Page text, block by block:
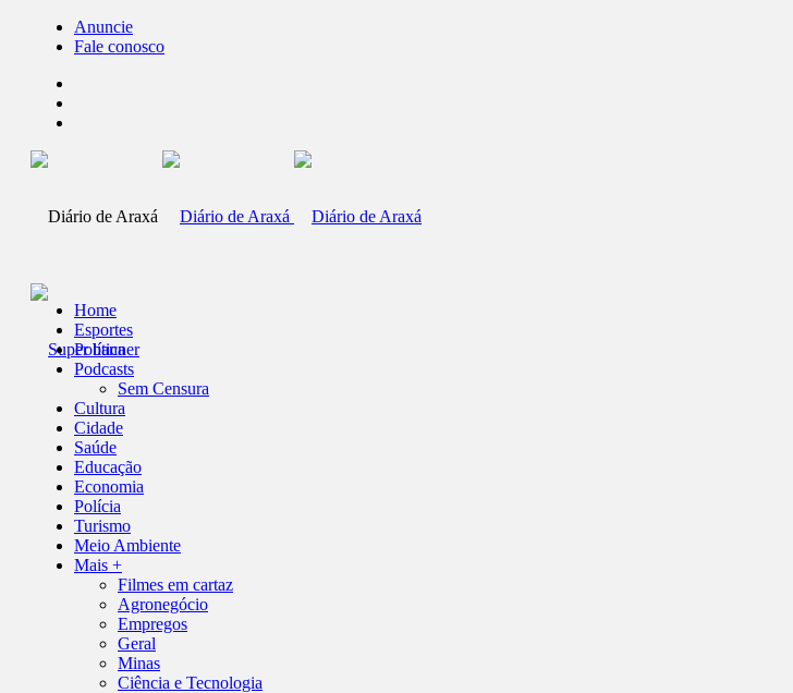
Anuncie
Fale conosco
Home
Esportes
Política
Podcasts
Sem Censura
Cultura
Cidade
Saúde
Educação
Economia
Polícia
Turismo
Meio Ambiente
Mais +
Filmes em cartaz
Agronegócio
Empregos
Geral
Minas
Ciência e Tecnologia